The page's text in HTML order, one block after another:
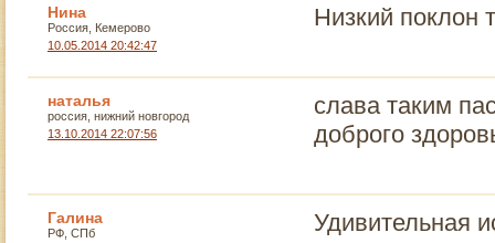
Нина
Россия, Кемерово
10.05.2014 20:42:47
Низкий поклон
наталья
россия, нижний новгород
13.10.2014 22:07:56
слава таким
доброго
Галина
РФ, СПб
Удивительная